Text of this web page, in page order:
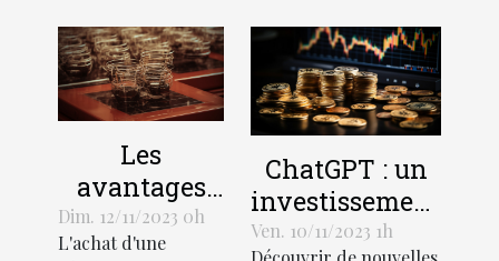
Les
avantages
économiques
de la
Dim. 12/11/2023 0h
L'achat d'une
ChatGPT : un
investissement
rentable pour
Ven. 10/11/2023 1h